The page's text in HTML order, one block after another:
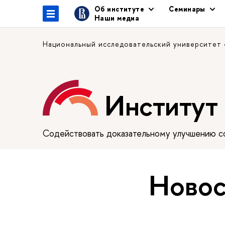
Об институте
Семинары
Наши медиа
Национальный исследовательский
Содействовать доказательному улучшению